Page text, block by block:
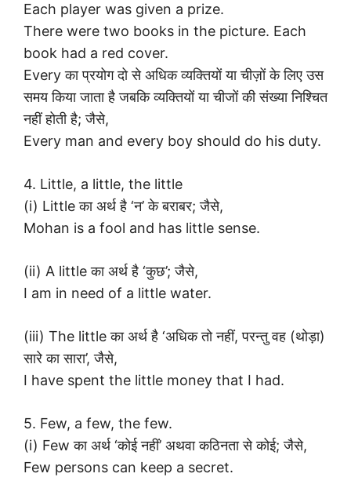
Each player was given a prize.
There were two books in the picture. Each
book had a red cover.
Every का प्रयोग दो से अधिक व्यक्तियों या चीज़ों के लिए उस
समय किया जाता है जबकि व्यक्तियों या चीजों की संख्या निश्चित
नहीं होती है; जैसे,
Every man and every boy should do his duty.
4. Little, a little, the little
(i) Little का अर्थ है ‘न’ के बराबर; जैसे,
Mohan is a fool and has little sense.
(ii) A little का अर्थ है ‘कुछ’; जैसे,
I am in need of a little water.
(iii) The little का अर्थ है ‘अधिक तो नहीं, परन्तु वह (थोड़ा)
सारे का सारा’, जैसे,
I have spent the little money that I had.
5. Few, a few, the few.
(i) Few का अर्थ ‘कोई नहीं’ अथवा कठिनता से कोई; जैसे,
Few persons can keep a secret.